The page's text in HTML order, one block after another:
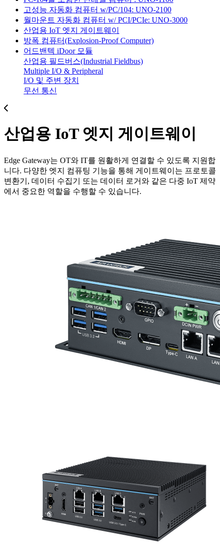
고성능 자동화 컴퓨터 w/PC/104: UNO-2100
월마운트 자동화 컴퓨터 w/ PCI/PCIe: UNO-3000
산업용 IoT 엣지 게이트웨이
방폭 컴퓨터(Explosion-Proof Computer)
어드밴텍 iDoor 모듈
산업용 필드버스(Industrial Fieldbus)
Multiple I/O & Peripheral
I/O 및 주변 장치
무선 통신
산업용 IoT 엣지 게이트웨이
Edge Gateway는 OT와 IT를 원활하게 연결할 수 있도록 지원합
니다. 다양한 엣지 컴퓨팅 기능을 통해 게이트웨이는 프로토콜
변환기, 데이터 수집기 또는 데이터 로거와 같은 다중 IoT 제약
에서 중요한 역할을 수행할 수 있습니다.